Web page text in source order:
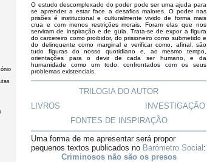
O estudo descomplexado do poder pode ser uma ajuda para
se aprender a estar face a desafios maiores. O poder nas
prisões é institucional e culturalmente vivido de forma mais
crua e com menos restrições morais. Foram elas que nos
serviram de inspiração e de guia. Trata-se de expor a figura
do carcereiro como proibidor, do prisioneiro como submetido e
do delinquente como marginal e verificar como, afinal, são
tudo figuras do nosso quotidiano e, ao mesmo tempo,
orientações para o devir de cada ser humano, e da
humanidade como um todo, confrontados com os seus
problemas existenciais.
TRILOGIA DO AUTOR
LIVROS
INVESTIGAÇÃO
FONTES DE INSPIRAÇÃO
Uma forma de me apresentar será propor
pequenos textos publicados no Barómetro Social :
Criminosos não são os presos